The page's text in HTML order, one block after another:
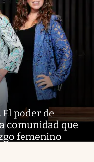
. El poder de
comunidad que
femenino